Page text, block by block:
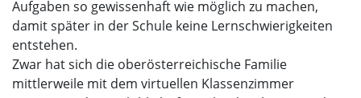
Aufgaben so gewissenhaft wie möglich zu machen,
damit später in der Schule keine Lernschwierigkeiten
entstehen.
Zwar hat sich die oberösterreichische Familie
mittlerweile mit dem virtuellen Klassenzimmer